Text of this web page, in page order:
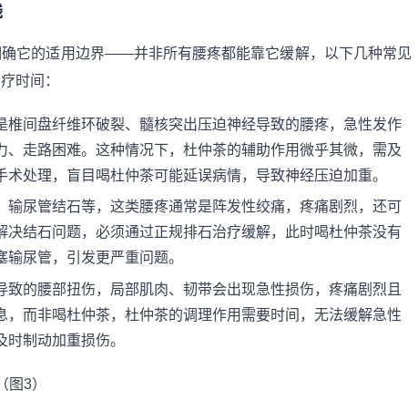
它的适用边界——并非所有腰疼都能靠它缓解，以下几种常见
时间：
椎间盘纤维环破裂、髓核突出压迫神经导致的腰疼，急性发作
、走路困难。这种情况下，杜仲茶的辅助作用微乎其微，需及
处理，盲目喝杜仲茶可能延误病情，导致神经压迫加重。
尿管结石等，这类腰疼通常是阵发性绞痛，疼痛剧烈，还可
结石问题，必须通过正规排石治疗缓解，此时喝杜仲茶没有
尿管，引发更严重问题。
的腰部扭伤，局部肌肉、韧带会出现急性损伤，疼痛剧烈且
而非喝杜仲茶，杜仲茶的调理作用需要时间，无法缓解急性
制动加重损伤。